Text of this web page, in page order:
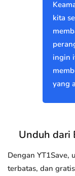
kita
ingin
yang
Unduh dari
Dengan YT1Save,
terbatas, dan